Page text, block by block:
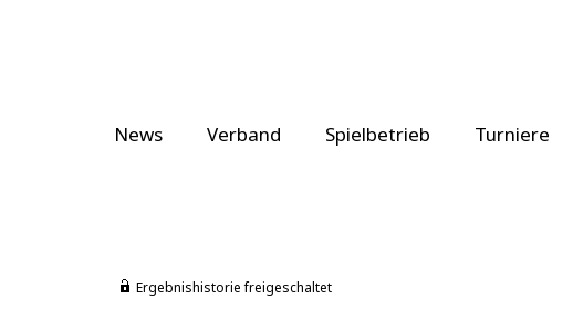
News Verband Spielbetrieb Turniere
Ergebnishistorie freigeschaltet